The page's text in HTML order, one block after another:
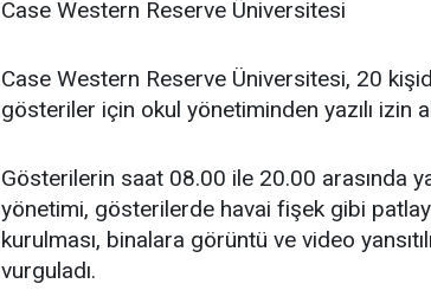
Case Western Reserve Üniversitesi
Case Western Reserve Üniversitesi, 20
gösteriler için okul yönetiminden yazılı izin
Gösterilerin saat 08.00 ile 20.00 arasında
yönetimi, gösterilerde havai fişek gibi
kurulması, binalara görüntü ve video
vurguladı.